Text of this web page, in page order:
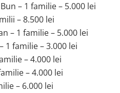
– 1 familie – 5.000 lei
– 8.500 lei
– 1 familie – 5.000 lei
1 familie – 3.000 lei
– 4.000 lei
– 4.000 lei
– 6.000 lei